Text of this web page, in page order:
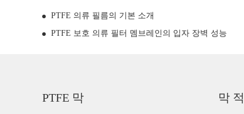
PTFE 의류 필름의 기본 소개
PTFE 보호 의류 필터 멤브레인의 입자 장벽 성능
PTFE 막 막